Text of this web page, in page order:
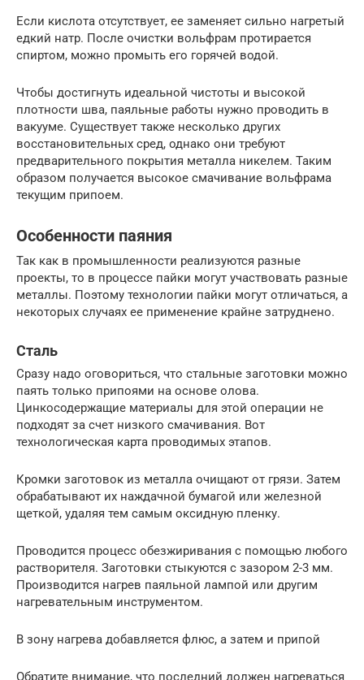
Если кислота отсутствует, ее заменяет сильно нагретый
едкий натр. После очистки вольфрам протирается
спиртом, можно промыть его горячей водой.
Чтобы достигнуть идеальной чистоты и высокой
плотности шва, паяльные работы нужно проводить в
вакууме. Существует также несколько других
восстановительных сред, однако они требуют
предварительного покрытия металла никелем. Таким
образом получается высокое смачивание вольфрама
текущим припоем.
Особенности паяния
Так как в промышленности реализуются разные
проекты, то в процессе пайки могут участвовать разные
металлы. Поэтому технологии пайки могут отличаться, а
некоторых случаях ее применение крайне затруднено.
Сталь
Сразу надо оговориться, что стальные заготовки можно
паять только припоями на основе олова.
Цинкосодержащие материалы для этой операции не
подходят за счет низкого смачивания. Вот
технологическая карта проводимых этапов.
Кромки заготовок из металла очищают от грязи. Затем
обрабатывают их наждачной бумагой или железной
щеткой, удаляя тем самым оксидную пленку.
Проводится процесс обезжиривания с помощью любого
растворителя. Заготовки стыкуются с зазором 2-3 мм.
Производится нагрев паяльной лампой или другим
нагревательным инструментом.
В зону нагрева добавляется флюс, а затем и припой
Обратите внимание, что последний должен нагреваться